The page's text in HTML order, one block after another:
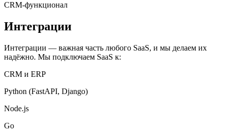
CRM-функционал
Интеграции
Интеграции — важная часть любого SaaS, и мы делаем их
надёжно. Мы подключаем SaaS к:
CRM и ERP
Python (FastAPI, Django)
Node.js
Go